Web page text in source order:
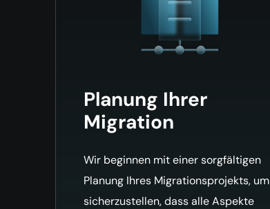
Planung Ihrer
Migration
Wir beginnen mit einer sorgfältigen
Planung Ihres Migrationsprojekts, um
sicherzustellen, dass alle Aspekte